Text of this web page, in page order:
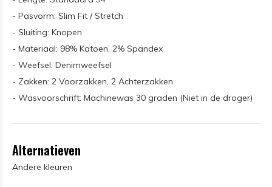
- Pasvorm: Slim Fit / Stretch
- Sluiting: Knopen
- Materiaal: 98% Katoen, 2% Spandex
- Weefsel: Denimweefsel
- Zakken: 2 Voorzakken, 2 Achterzakken
- Wasvoorschrift: Machinewas 30 graden (Niet in de droger)
Alternatieven
Andere kleuren